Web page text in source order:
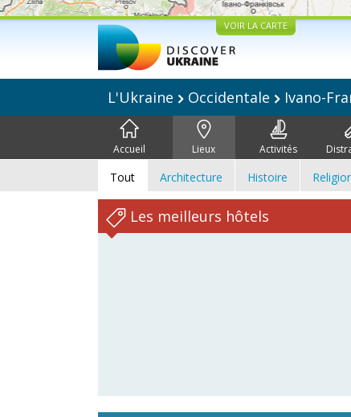
VOIR LA CARTE
L'Ukraine Occidentale Ivano-
Accueil Lieux Activités
Tout Architecture Histoire
Les meilleurs hôtels